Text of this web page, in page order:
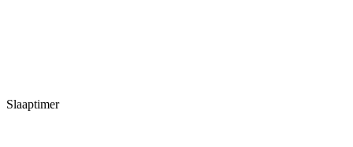
Slaaptimer